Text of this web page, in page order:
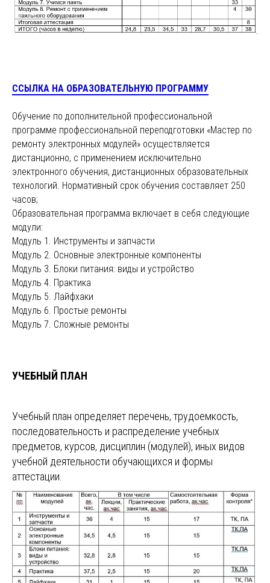
ССЫЛКА НА ОБРАЗОВАТЕЛЬНУЮ ПРОГРАММУ
Обучение по дополнительной профессиональной
программе профессиональной переподготовки «Мастер по
ремонту электронных модулей» осуществляется
дистанционно, с применением исключительно
электронного обучения, дистанционных образовательных
технологий. Нормативный срок обучения составляет 250
часов;
Образовательная программа включает в себя следующие
модули:
Модуль 1. Инструменты и запчасти
Модуль 2. Основные электронные компоненты
Модуль 3. Блоки питания: виды и устройство
Модуль 4. Практика
Модуль 5. Лайфхаки
Модуль 6. Простые ремонты
Модуль 7. Сложные ремонты
УЧЕБНЫЙ ПЛАН
Учебный план определяет перечень, трудоемкость,
последовательность и распределение учебных
предметов, курсов, дисциплин (модулей), иных видов
учебной деятельности обучающихся и формы
аттестации.